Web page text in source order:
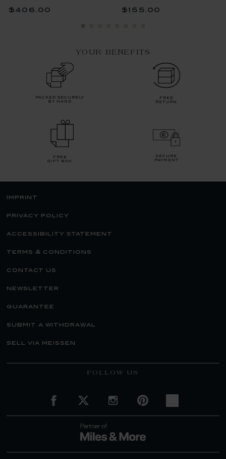
$406.00 $155.00
YOUR BENEFITS
packed securely
by hand
free
return
free
gift box
secure
payment
imprint
privacy policy
accessibility statement
terms & conditions
contact us
newsletter
guarantee
submit a withdrawal
sell via meissen
FOLLOW US